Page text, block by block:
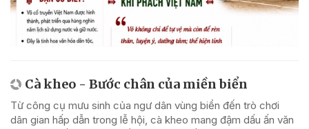
Cà kheo - Bước chân của miền biển
Từ công cụ mưu sinh của ngư dân vùng biển đến trò chơi
dân gian hấp dẫn trong lễ hội, cà kheo mang đậm dấu ấn văn